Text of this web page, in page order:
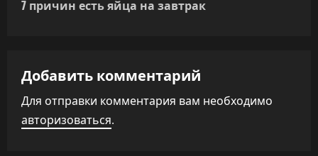
и
а
ц
и
7 причин есть яйца на завтрак
Добавить комментарий
Для отправки комментария вам необходимо
авторизоваться.